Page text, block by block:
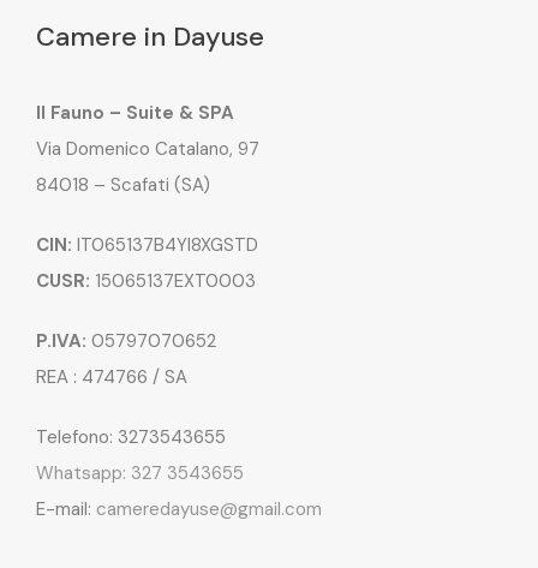
Camere in Dayuse
Il Fauno – Suite & SPA
Via Domenico Catalano, 97
84018 – Scafati (SA)
CIN: IT065137B4YI8XGSTD
CUSR: 15065137EXT0003
P.IVA: 05797070652
REA : 474766 / SA
Telefono: 3273543655
Whatsapp: 327 3543655
E-mail: cameredayuse@gmail.com